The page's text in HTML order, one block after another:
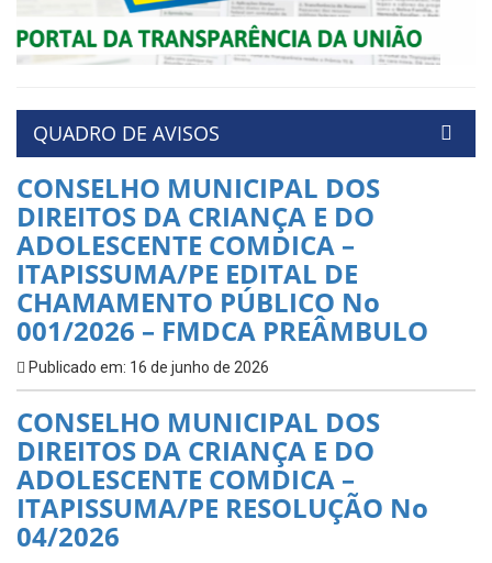
QUADRO DE AVISOS
CONSELHO MUNICIPAL DOS
DIREITOS DA CRIANÇA E DO
ADOLESCENTE COMDICA –
ITAPISSUMA/PE EDITAL DE
CHAMAMENTO PÚBLICO No
001/2026 – FMDCA PREÂMBULO
Publicado em: 16 de junho de 2026
CONSELHO MUNICIPAL DOS
DIREITOS DA CRIANÇA E DO
ADOLESCENTE COMDICA –
ITAPISSUMA/PE RESOLUÇÃO No
04/2026